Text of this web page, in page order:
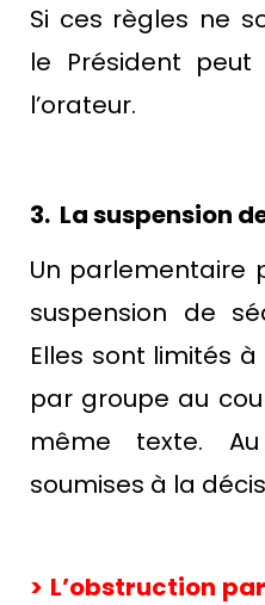
Si ces règles ne
le Président
l’orateur.
3. La suspension
Un parlementaire
suspension de
Elles sont limités
par groupe au
même texte.
soumises à la
> L’obstruction